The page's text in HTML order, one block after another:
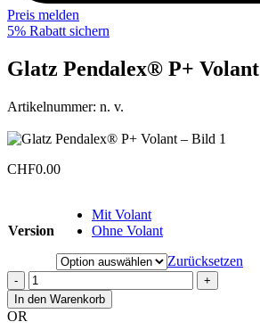
Preis melden
5% Rabatt sichern
Glatz Pendalex® P+ Volant
Artikelnummer: n. v.
CHF0.00
Version
Mit Volant
Ohne Volant
Zurücksetzen
-
+
In den Warenkorb
OR